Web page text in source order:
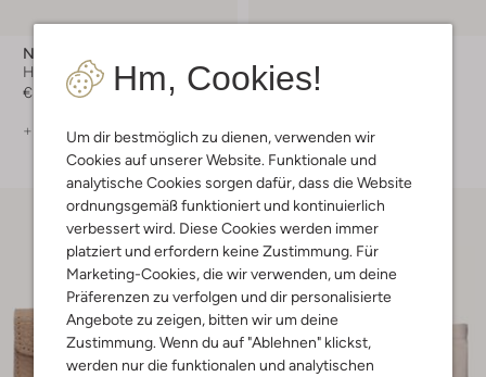
Hm, Cookies!
Um dir bestmöglich zu dienen, verwenden wir
Cookies auf unserer Website. Funktionale und
analytische Cookies sorgen dafür, dass die Website
ordnungsgemäß funktioniert und kontinuierlich
verbessert wird. Diese Cookies werden immer
platziert und erfordern keine Zustimmung. Für
Marketing-Cookies, die wir verwenden, um deine
Präferenzen zu verfolgen und dir personalisierte
Angebote zu zeigen, bitten wir um deine
Zustimmung. Wenn du auf "Ablehnen" klickst,
werden nur die funktionalen und analytischen
Notre-V
Huts
€ 39,99
+ mehr farben
Huts
€ 39,99
+ mehr farben